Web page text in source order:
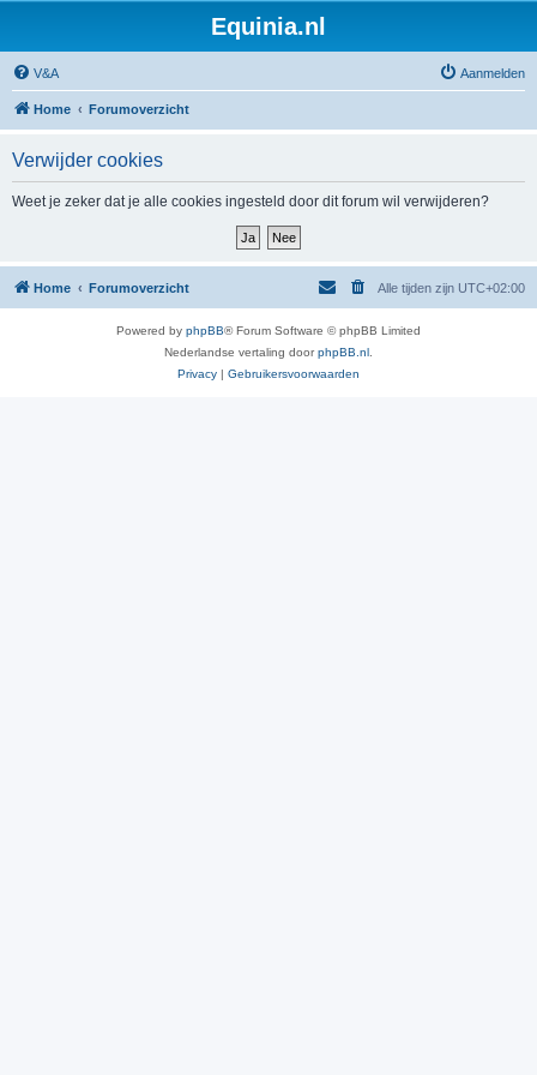
Equinia.nl
V&A Aanmelden
Home Forumoverzicht
Verwijder cookies
Weet je zeker dat je alle cookies ingesteld door dit forum wil verwijderen?
Home Forumoverzicht Alle tijden zijn UTC+02:00
Powered by phpBB® Forum Software © phpBB Limited
Nederlandse vertaling doorphpBB.nl
Privacy | Gebruikersvoorwaarden